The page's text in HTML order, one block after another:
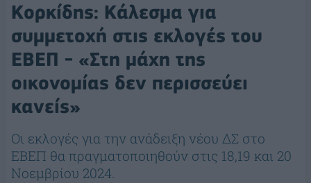
Κορκίδης: Κάλεσμα για
συμμετοχή στις εκλογές του
ΕΒΕΠ - «Στη μάχη της
οικονομίας δεν περισσεύει
κανείς»
Οι εκλογές για την ανάδειξη νέου ΔΣ στο
ΕΒΕΠ θα πραγματοποιηθούν στις 18,19 και 20
Νοεμβρίου 2024.